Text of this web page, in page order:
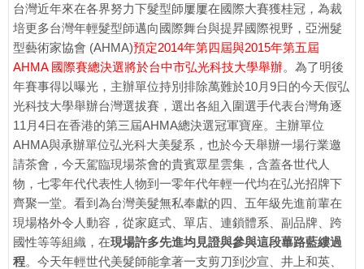
台灣近年來在各界努力下髮型師屢屢在國際大賽獲桂冠，為裁
培更多台灣年輕髮型師邁向國際舞台與提昇國際視野，亞洲髮
型藝術家協會 (AHMA)預定2014年第四屆與2015年第五屆
AHMA 國際賽總決選將於台中市弘光科技大學舉辦。為了明後
年賽事得以曝光，主辦單位持別排除萬難於10月9日的今天假弘
光科技大學舉辦台灣選拔賽，選出各組入圍選手代表台灣角逐
11月4日在香港的第三屆AHMA總決選冠軍寶座。主辦單位
AHMA與承辦單位弘光科大美髮系，也於今天舉辦一場行業邀
請茶會，今天駕臨現場茶會的貴賓眾星雲集，含蓋各世代人
物，七零年代代表性人物到一零年代年輕一代均在弘光招牌下
齊聚一堂。看到為台灣美髮無私奉獻的四、五年級先進前輩在
現場格外令人動容，從家庭式、單店、連鎖體系、副品牌、跨
國性等等組織，在現場許多先進均見證與參與這段蓽路藍縷過
程。今天年輕世代美髮師能拿著一支剪刀到沙宣、井上和英、